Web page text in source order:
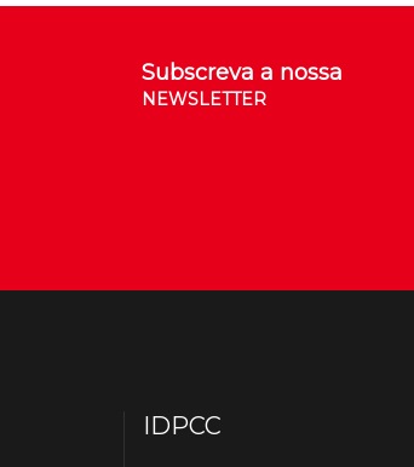
Subscreva a nossa
NEWSLETTER
IDPCC